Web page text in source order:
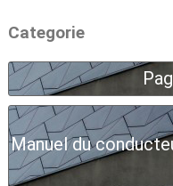
Categorie
Manuel du